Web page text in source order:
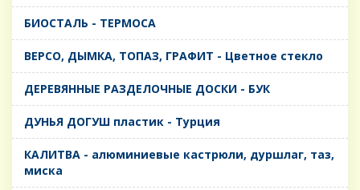
БИОСТАЛЬ - ТЕРМОСА
ВЕРСО, ДЫМКА, ТОПАЗ, ГРАФИТ - Цветное стекло
ДЕРЕВЯННЫЕ РАЗДЕЛОЧНЫЕ ДОСКИ - БУК
ДУНЬЯ ДОГУШ пластик - Турция
КАЛИТВА - алюминиевые кастрюли, дуршлаг, таз,
миска